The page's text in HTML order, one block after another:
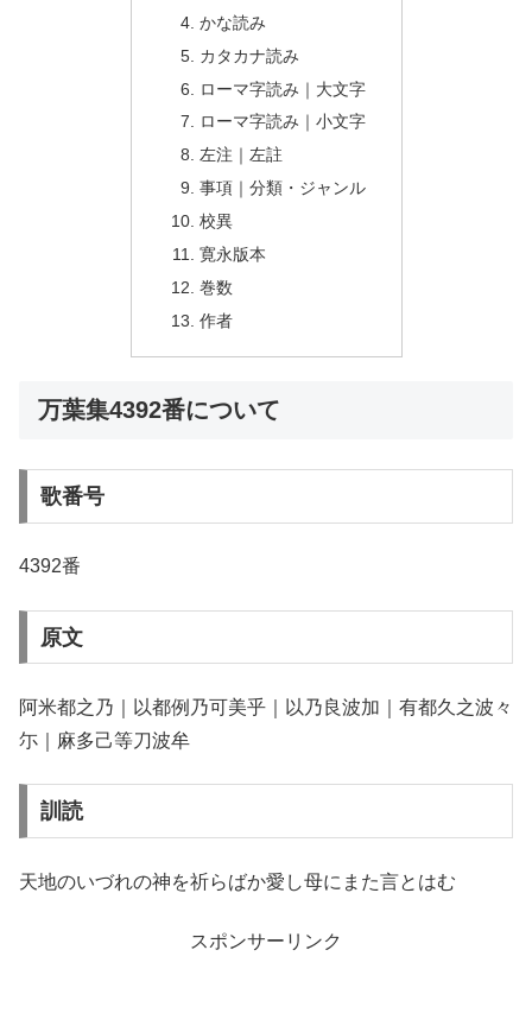
かな読み
カタカナ読み
ローマ字読み｜大文字
ローマ字読み｜小文字
左注｜左註
事項｜分類・ジャンル
校異
寛永版本
巻数
作者
万葉集4392番について
歌番号
4392番
原文
阿米都之乃｜以都例乃可美乎｜以乃良波加｜有都久之波々
尓｜麻多己等刀波牟
訓読
天地のいづれの神を祈らばか愛し母にまた言とはむ
スポンサーリンク